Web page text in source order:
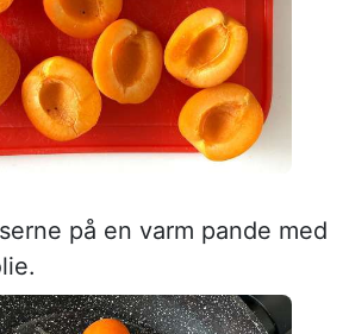
på en varm pande med